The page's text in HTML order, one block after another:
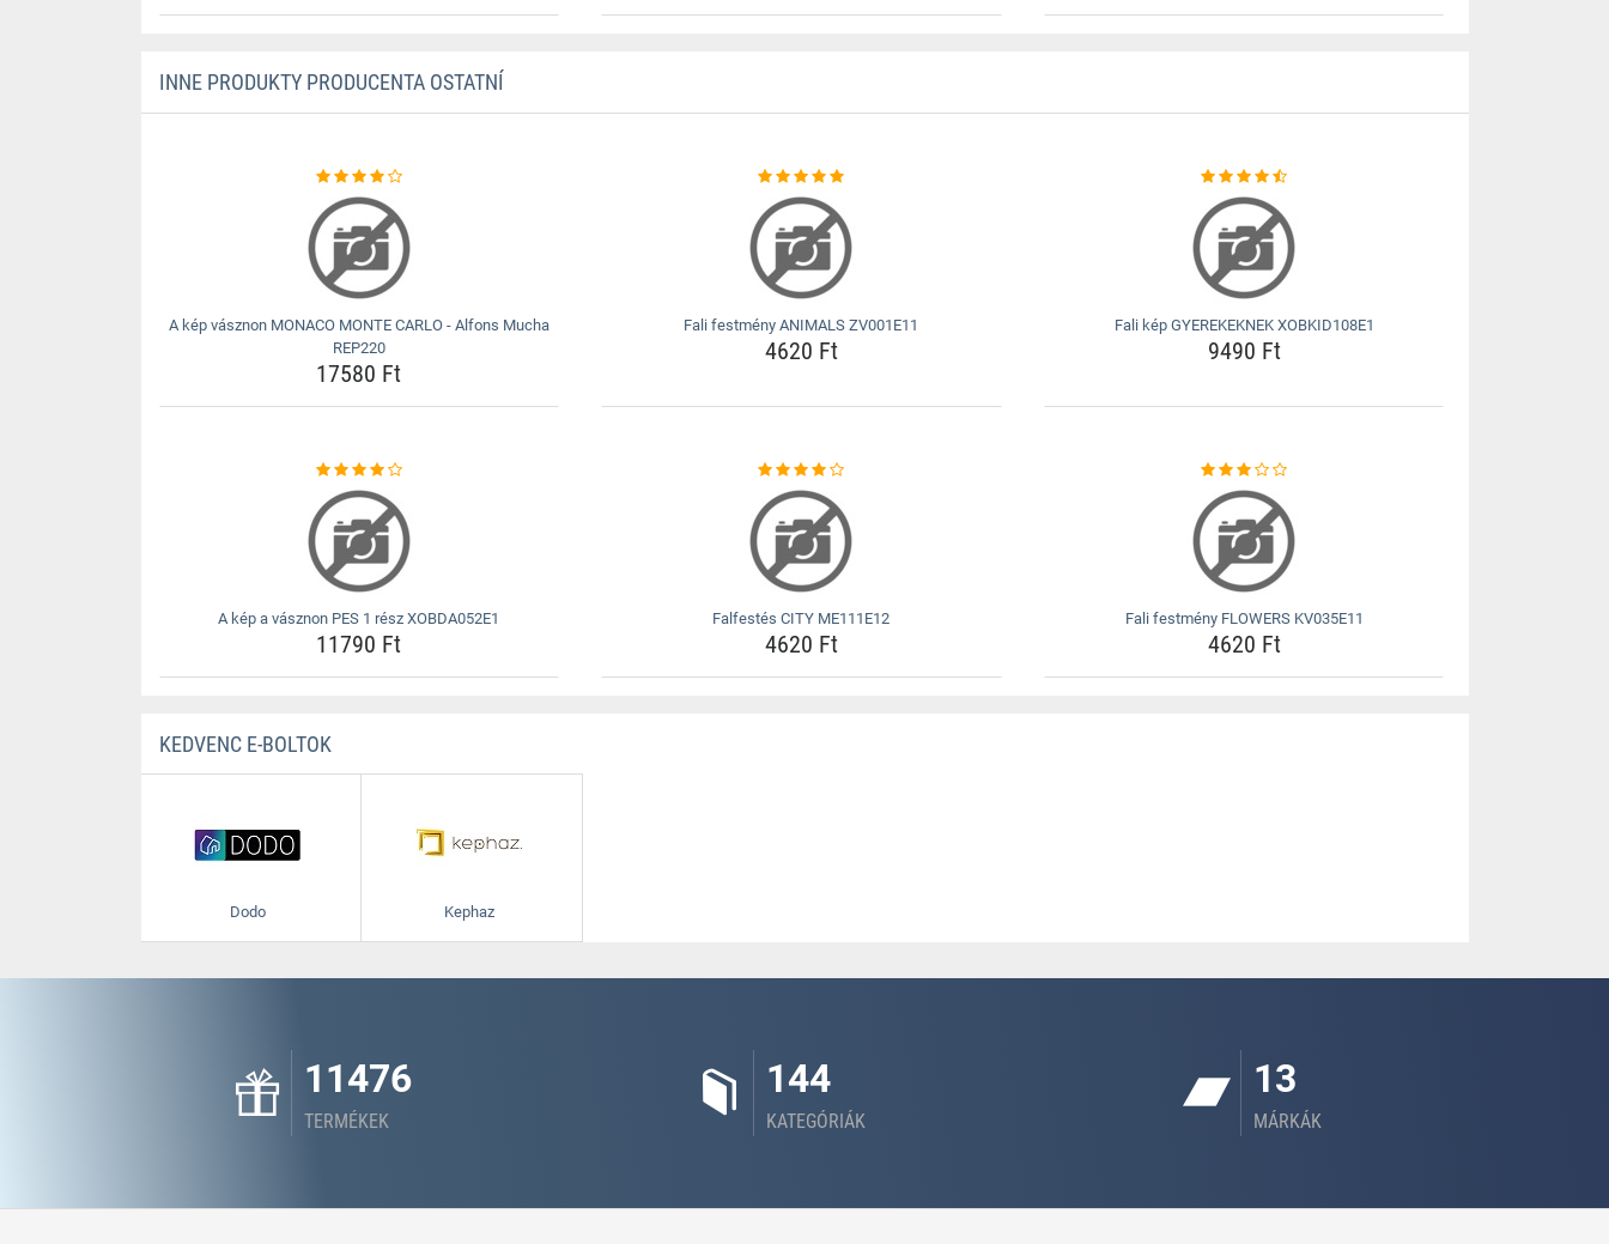
INNE PRODUKTY PRODUCENTA OSTATNÍ
A kép vásznon MONACO MONTE CARLO - Alfons Mucha
REP220
17580 Ft
Fali festmény ANIMALS ZV001E11
4620 Ft
Fali kép GYEREKEKNEK XOBKID108E1
9490 Ft
A kép a vásznon PES 1 rész XOBDA052E1
11790 Ft
Falfestés CITY ME111E12
4620 Ft
Fali festmény FLOWERS KV035E11
4620 Ft
KEDVENC E-BOLTOK
Dodo Kephaz
11476
TERMÉKEK
144
KATEGÓRIÁK
13
MÁRKÁK